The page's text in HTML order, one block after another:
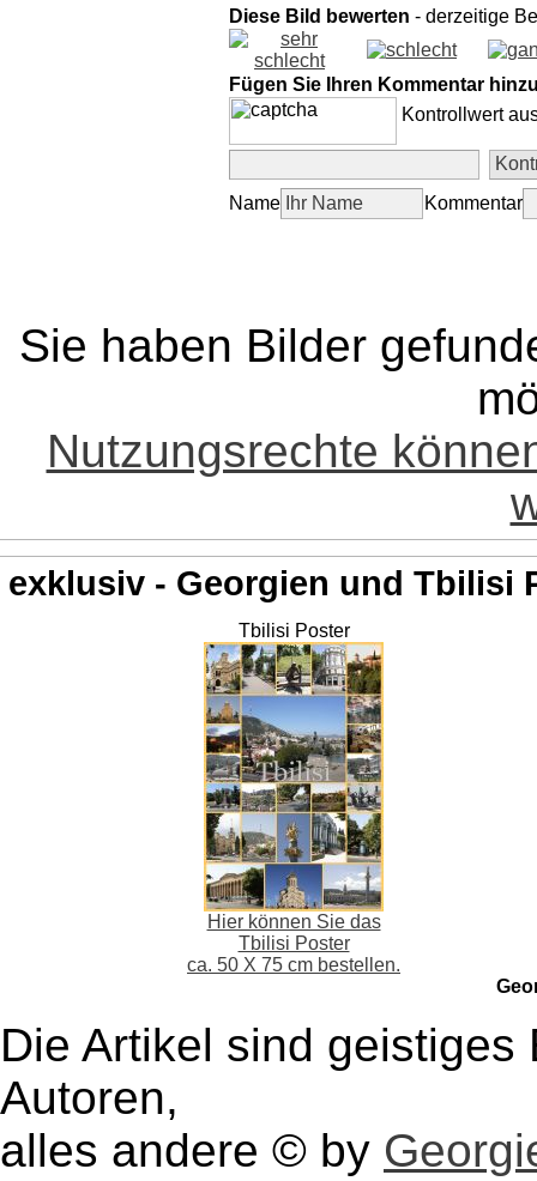
Diese Bild bewerten - derzeitige
Fügen Sie Ihren Kommentar
Kontrollwert
Name Kommentar
Sie haben Bilder
Nutzungsrechte
exklusiv - Georgien und Tbilisi
Tbilisi Poster
Hier können Sie das
Tbilisi Poster
ca. 50 X 75 cm bestellen.
Die Artikel sind
Autoren,
alles andere © by